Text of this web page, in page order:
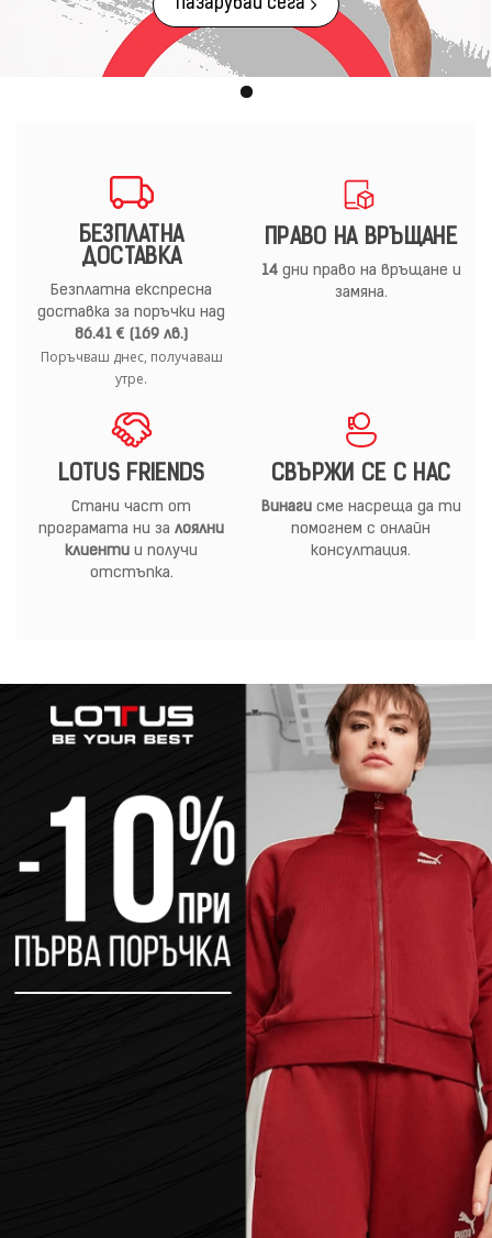
Пазарувай сега
БЕЗПЛАТНА
ДОСТАВКА
Безплатна експресна
доставка за поръчки над
86.41 € (169 лв.)
Поръчваш днес, получаваш
утре.
ПРАВО НА ВРЪЩАНЕ
14дни право на връщане и
замяна.
LOTUS FRIENDS
Стани част от
програмата ни за лоялни
клиенти и получи
отстъпка.
СВЪРЖИ СЕ С НАС
Винагисме насреща да ти
помогнем с онлайн
консултация.